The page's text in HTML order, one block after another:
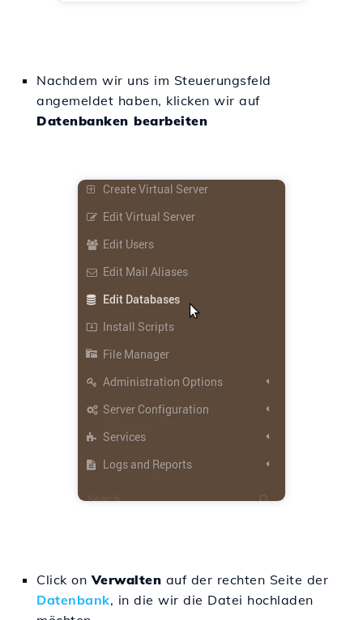
Nachdem wir uns im Steuerungsfeld
angemeldet haben, klicken wir auf
Datenbanken bearbeiten
Click onVerwalten auf der rechten Seite der
Datenbank, in die wir die Datei hochladen